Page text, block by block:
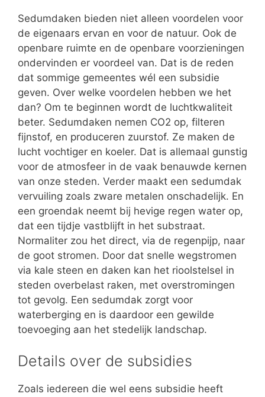
Sedumdaken bieden niet alleen voordelen voor
de eigenaars ervan en voor de natuur. Ook de
openbare ruimte en de openbare voorzieningen
ondervinden er voordeel van. Dat is de reden
dat sommige gemeentes wél een subsidie
geven. Over welke voordelen hebben we het
dan? Om te beginnen wordt de luchtkwaliteit
beter. Sedumdaken nemen CO2 op, filteren
fijnstof, en produceren zuurstof. Ze maken de
lucht vochtiger en koeler. Dat is allemaal gunstig
voor de atmosfeer in de vaak benauwde kernen
van onze steden. Verder maakt een sedumdak
vervuiling zoals zware metalen onschadelijk. En
een groendak neemt bij hevige regen water op,
dat een tijdje vastblijft in het substraat.
Normaliter zou het direct, via de regenpijp, naar
de goot stromen. Door dat snelle wegstromen
via kale steen en daken kan het rioolstelsel in
steden overbelast raken, met overstromingen
tot gevolg. Een sedumdak zorgt voor
waterberging en is daardoor een gewilde
toevoeging aan het stedelijk landschap.
Details over de subsidies
Zoals iedereen die wel eens subsidie heeft